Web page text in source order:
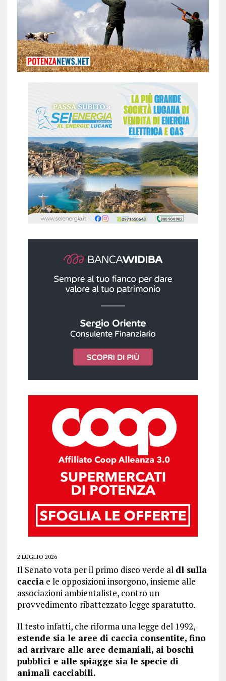
2 LUGLIO 2026
Il Senato vota per il primo disco verde al dl sulla
cacciae le opposizioni insorgono, insieme alle
associazioni ambientaliste, contro un
provvedimento ribattezzato legge sparatutto.
Il testo infatti, che riforma una legge del 1992,
estende sia le aree di caccia consentite, fino
ad arrivare alle aree demaniali, ai boschi
pubblici e alle spiagge sia le specie di
animali cacciabili.